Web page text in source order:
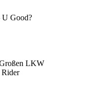
U Good?
LKW